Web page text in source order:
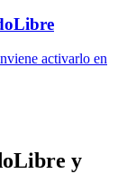
activarlo en
y